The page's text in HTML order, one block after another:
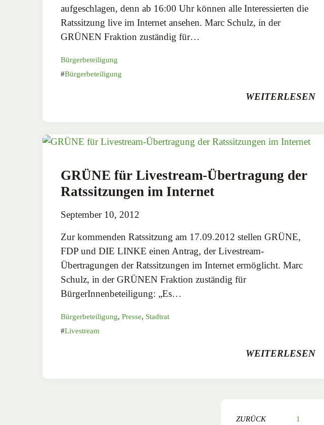
aufgeschlagen, denn ab 16:00 Uhr können alle Interessierten die
Ratssitzung live im Internet ansehen. Marc Schulz, in der
GRÜNEN Fraktion zuständig für…
Bürgerbeteiligung
Bürgerbeteiligung
WEITERLESEN
GRÜNE für Livestream-Übertragung der
Ratssitzungen im Internet
September 10, 2012
Zur kommenden Ratssitzung am 17.09.2012 stellen GRÜNE,
FDP und DIE LINKE einen Antrag, der Livestream-
Übertragungen der Ratssitzungen im Internet ermöglicht. Marc
Schulz, in der GRÜNEN Fraktion zuständig für
BürgerInnenbeteiligung: „Es…
Bürgerbeteiligung, Presse, Stadtrat
Livestream
WEITERLESEN
ZURÜCK 1